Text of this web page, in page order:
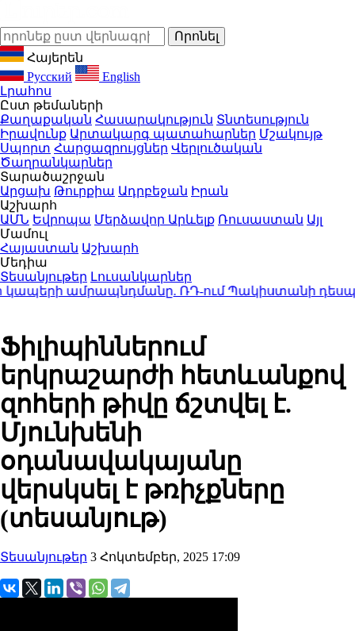
Հայերեն
Русский
English
Լրահոս
Ըստ թեմաների
Քաղաքական Հասարակություն Տնտեսություն
Իրավունք Արտակարգ պատահարներ Մշակույթ
Սպորտ Հարցազրույցներ Վերլուծական
Ծաղրանկարներ
Տարածաշրջան
Արցախ Թուրքիա Ադրբեջան Իրան
Աշխարհ
ԱՄՆ Եվրոպա Մերձավոր Արևելք Ռուսաստան Այլ
Մամուլ
Հայաստան Աշխարհ
Մեդիա
Տեսանյութեր Լուսանկարներ
ամրապնդմանը. ՌԴ-ում Պակիստանի դեսպան
Ֆիլիպիններում
երկրաշարժի հետևանքով
զոհերի թիվը ճշտվել է.
Մյունխենի
օդանավակայանը
վերսկսել է թռիչքները
(տեսանյութ)
Տեսանյութեր 3 Հոկտեմբեր, 2025 17:09